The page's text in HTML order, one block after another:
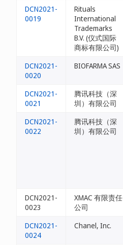
DCN2021-
0019
Rituals
International
Trademarks
B.V. (仪式国际
商标有限公司)
DCN2021-
0020
BIOFARMA SAS
DCN2021-
0021
腾讯科技（深
圳）有限公司
DCN2021-
0022
腾讯科技（深
圳）有限公司
DCN2021-
0023
XMAC 有限责任
公司
DCN2021-
0024
Chanel, Inc.